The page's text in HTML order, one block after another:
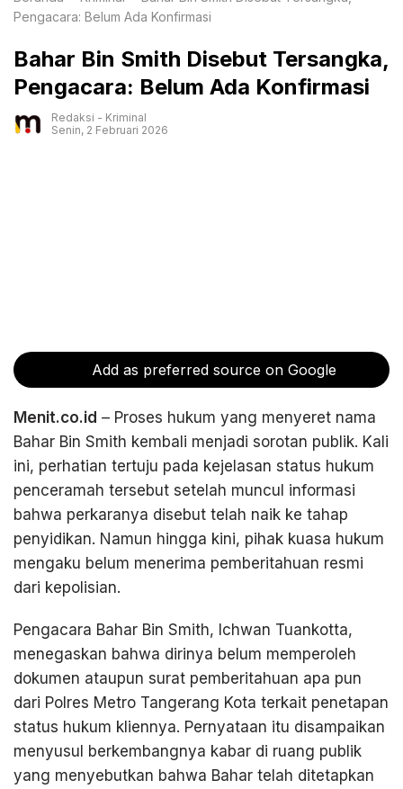
Pengacara: Belum Ada Konfirmasi
Bahar Bin Smith Disebut Tersangka,
Pengacara: Belum Ada Konfirmasi
Redaksi - Kriminal
Senin, 2 Februari 2026
Add as preferred source on Google
Menit.co.id – Proses hukum yang menyeret nama
Bahar Bin Smith kembali menjadi sorotan publik. Kali
ini, perhatian tertuju pada kejelasan status hukum
penceramah tersebut setelah muncul informasi
bahwa perkaranya disebut telah naik ke tahap
penyidikan. Namun hingga kini, pihak kuasa hukum
mengaku belum menerima pemberitahuan resmi
dari kepolisian.
Pengacara Bahar Bin Smith, Ichwan Tuankotta,
menegaskan bahwa dirinya belum memperoleh
dokumen ataupun surat pemberitahuan apa pun
dari Polres Metro Tangerang Kota terkait penetapan
status hukum kliennya. Pernyataan itu disampaikan
menyusul berkembangnya kabar di ruang publik
yang menyebutkan bahwa Bahar telah ditetapkan